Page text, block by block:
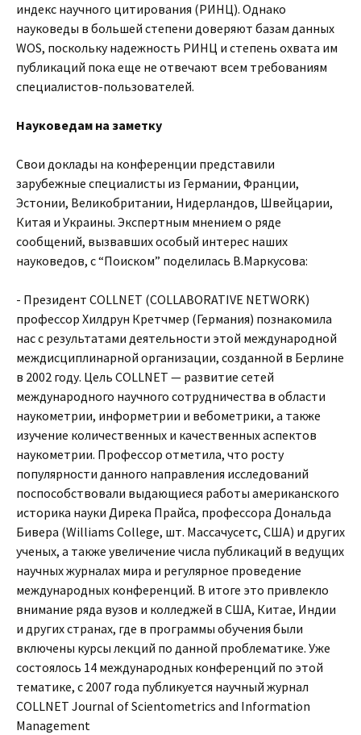
индекс научного цитирования (РИНЦ). Однако
науковеды в большей степени доверяют базам данных
WOS, поскольку надежность РИНЦ и степень охвата им
публикаций пока еще не отвечают всем требованиям
специалистов-пользователей.
Науковедам на заметку
Свои доклады на конференции представили
зарубежные специалисты из Германии, Франции,
Эстонии, Великобритании, Нидерландов, Швейцарии,
Китая и Украины. Экспертным мнением о ряде
сообщений, вызвавших особый интерес наших
науковедов, с “Поиском” поделилась В.Маркусова:
- Президент COLLNET (COLLABORATIVE NETWORK)
профессор Хилдрун Кретчмер (Германия) познакомила
нас с результатами деятельности этой международной
междисциплинарной организации, созданной в Берлине
в 2002 году. Цель COLLNET — развитие сетей
международного научного сотрудничества в области
наукометрии, информетрии и вебометрики, а также
изучение количественных и качественных аспектов
наукометрии. Профессор отметила, что росту
популярности данного направления исследований
поспособствовали выдающиеся работы американского
историка науки Дирека Прайса, профессора Дональда
Бивера (Williams College, шт. Массачусетс, США) и других
ученых, а также увеличение числа публикаций в ведущих
научных журналах мира и регулярное проведение
международных конференций. В итоге это привлекло
внимание ряда вузов и колледжей в США, Китае, Индии
и других странах, где в программы обучения были
включены курсы лекций по данной проблематике. Уже
состоялось 14 международных конференций по этой
тематике, с 2007 года публикуется научный журнал
COLLNET Journal of Scientometrics and Information
Management